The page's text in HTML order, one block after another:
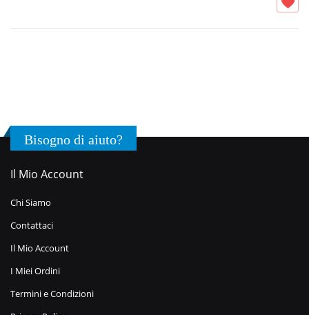
Bisogno di aiuto?
Il Mio Account
Chi Siamo
Contattaci
Il Mio Account
I Miei Ordini
Termini e Condizioni